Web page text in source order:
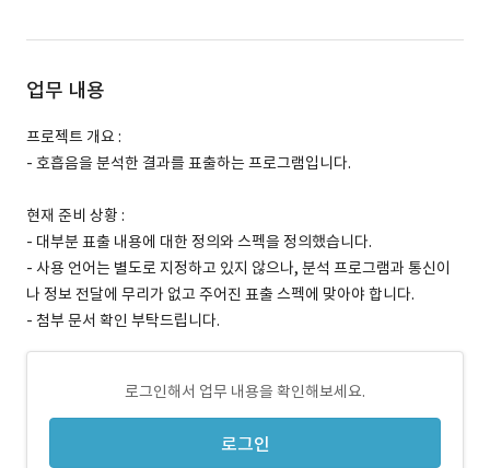
업무 내용
프로젝트 개요 :
- 호흡음을 분석한 결과를 표출하는 프로그램입니다.
현재 준비 상황 :
- 대부분 표출 내용에 대한 정의와 스펙을 정의했습니다.
- 사용 언어는 별도로 지정하고 있지 않으나, 분석 프로그램과 통신이
나 정보 전달에 무리가 없고 주어진 표출 스펙에 맞아야 합니다.
- 첨부 문서 확인 부탁드립니다.
로그인해서 업무 내용을 확인해보세요.
로그인